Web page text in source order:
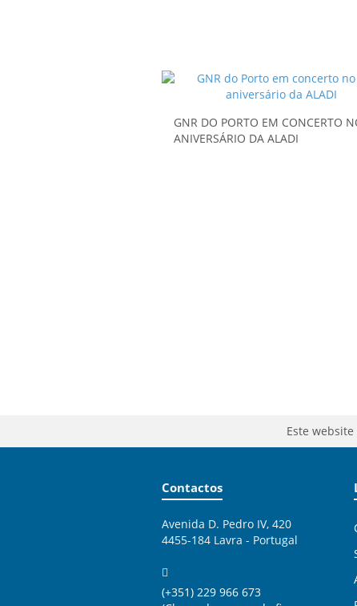
GNR DO PORTO EM CONCERTO
ANIVERSÁRIO DA ALADI
Este
Contactos
Avenida D. Pedro IV, 420
4455-184 Lavra - Portugal
(+351) 229 966 673